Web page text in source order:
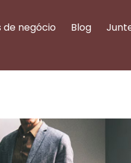
de negócio Blog